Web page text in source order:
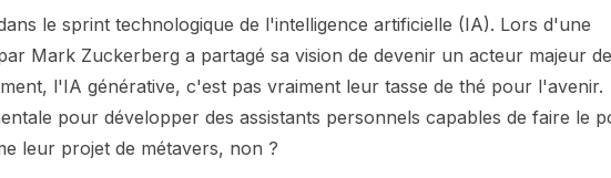
le sprint technologique de l'intelligence artificielle (IA). Lors d'une
Mark Zuckerberg a partagé sa vision de devenir un acteur majeur de
l'IA générative, c'est pas vraiment leur tasse de thé pour l'avenir.
pour développer des assistants personnels capables de faire le
leur projet de métavers, non ?